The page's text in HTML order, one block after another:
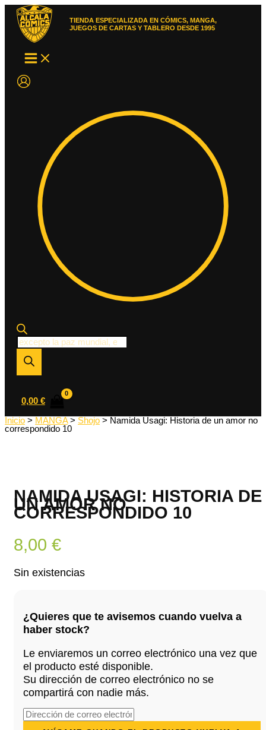
contenido
TIENDA ESPECIALIZADA EN CÓMICS, MANGA,
JUEGOS DE CARTAS Y TABLERO DESDE 1995
Búsqueda
de
productos
0,00 €
Inicio > MANGA> Shojo > Namida Usagi: Historia de un amor no
correspondido 10
NAMIDA USAGI: HISTORIA DE
UN AMOR NO
CORRESPONDIDO 10
8,00 €
Sin existencias
¿Quieres que te avisemos cuando vuelva a
haber stock?
Le enviaremos un correo electrónico una vez que
el producto esté disponible.
Su dirección de correo electrónico no se
compartirá con nadie más.